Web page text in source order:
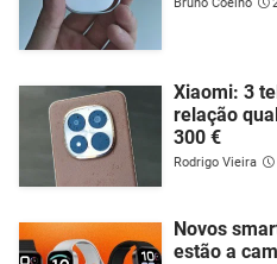
Xiaomi: 3
relação
300 €
Rodrigo Vieira
Novos
estão a